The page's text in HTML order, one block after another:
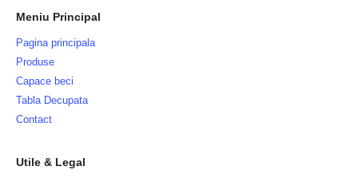
Meniu Principal
Pagina principala
Produse
Capace beci
Tabla Decupata
Contact
Utile & Legal